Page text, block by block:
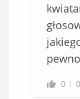
0 0